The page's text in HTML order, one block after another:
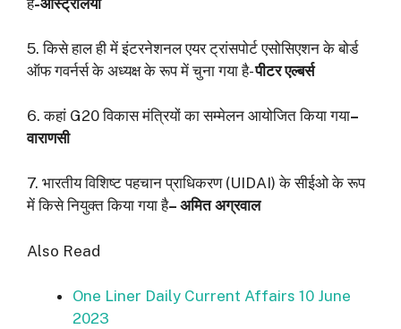
है-ऑस्ट्रेलिया
5. किसे हाल ही में इंटरनेशनल एयर ट्रांसपोर्ट एसोसिएशन के बोर्ड
ऑफ गवर्नर्स के अध्यक्ष के रूप में चुना गया है-पीटर एल्बर्स
6. कहां G20 विकास मंत्रियों का सम्मेलन आयोजित किया गया–
वाराणसी
7. भारतीय विशिष्ट पहचान प्राधिकरण (UIDAI) के सीईओ के रूप
में किसे नियुक्त किया गया है– अमित अग्रवाल
Also Read
One Liner Daily Current Affairs 10 June
2023